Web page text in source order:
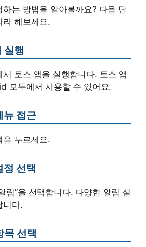
하는 방법을 알아볼까요? 다음 단
라 해보세요.
실행
서 토스 앱을 실행합니다. 토스 앱
모두에서 사용할 수 있어요.
뉴 접근
을 누르세요.
선택
림”을 선택합니다. 다양한 알림 설
니다.
선택